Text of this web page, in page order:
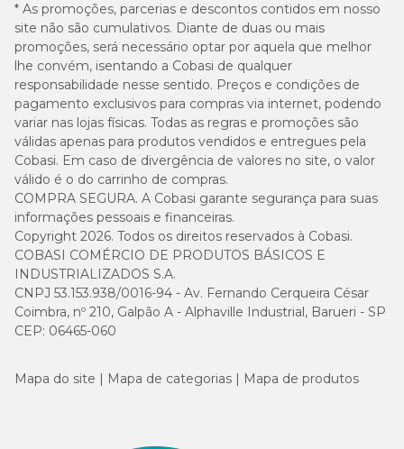
* As promoções, parcerias e descontos contidos em nosso
site não são cumulativos. Diante de duas ou mais
promoções, será necessário optar por aquela que melhor
lhe convém, isentando a Cobasi de qualquer
responsabilidade nesse sentido. Preços e condições de
pagamento exclusivos para compras via internet, podendo
variar nas lojas físicas. Todas as regras e promoções são
válidas apenas para produtos vendidos e entregues pela
Cobasi. Em caso de divergência de valores no site, o valor
válido é o do carrinho de compras.
COMPRA SEGURA. A Cobasi garante segurança para suas
informações pessoais e financeiras.
Copyright 2026. Todos os direitos reservados à Cobasi.
COBASI COMÉRCIO DE PRODUTOS BÁSICOS E
INDUSTRIALIZADOS S.A.
CNPJ 53.153.938/0016-94 - Av. Fernando Cerqueira César
Coimbra, nº 210, Galpão A - Alphaville Industrial, Barueri - SP
CEP: 06465-060
Mapa do site Mapa de categorias Mapa de produtos